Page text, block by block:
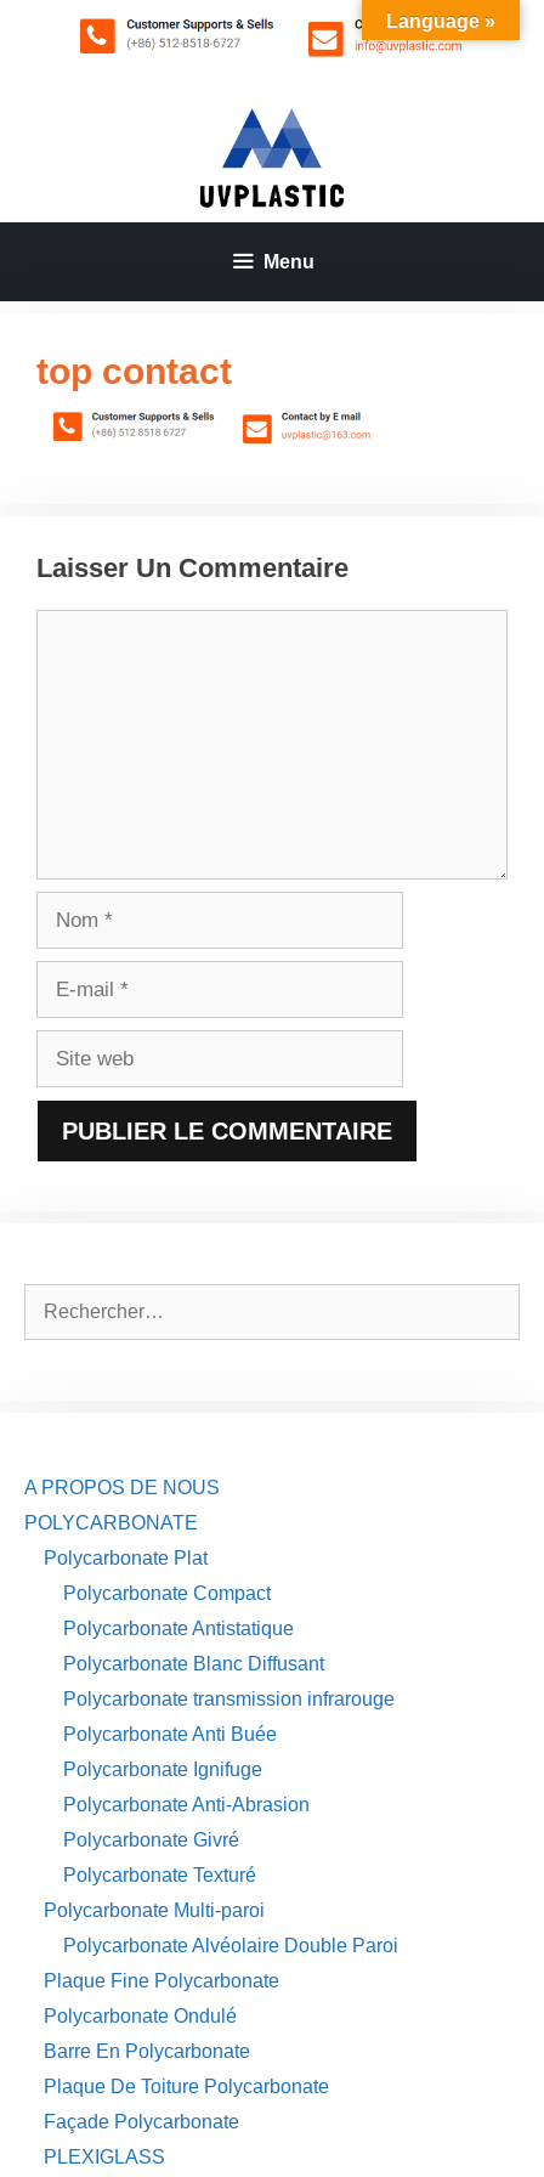
Menu
top contact
Laisser Un Commentaire
A PROPOS DE NOUS
POLYCARBONATE
Polycarbonate Plat
Polycarbonate Compact
Polycarbonate Antistatique
Polycarbonate Blanc Diffusant
Polycarbonate transmission infrarouge
Polycarbonate Anti Buée
Polycarbonate Ignifuge
Polycarbonate Anti-Abrasion
Polycarbonate Givré
Polycarbonate Texturé
Polycarbonate Multi-paroi
Polycarbonate Alvéolaire Double Paroi
Plaque Fine Polycarbonate
Polycarbonate Ondulé
Barre En Polycarbonate
Plaque De Toiture Polycarbonate
Façade Polycarbonate
PLEXIGLASS
Language »